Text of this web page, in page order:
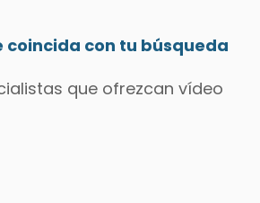
coincida con tu búsqueda
que ofrezcan vídeo